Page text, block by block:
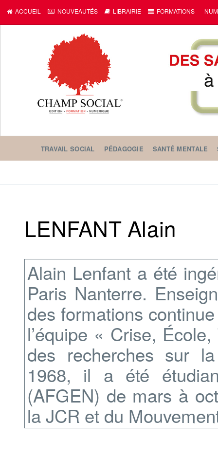
ACCUEIL NOUVEAUTÉS LIBRAIRIE FORMATIONS
TRAVAIL SOCIAL PÉDAGOGIE SANTÉ MENTALE
LENFANT Alain
Alain Lenfant a été
Paris Nanterre.
des formations
l’équipe « Crise,
des recherches sur
1968, il a été
(AFGEN) de mars à
la JCR et du